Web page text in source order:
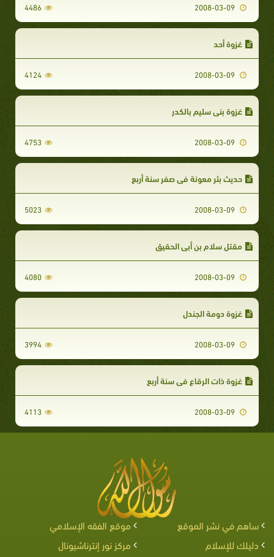
4486
غزوة أحد
4124
غزوة بني سليم بالكدر
4753
حديث بئر معونة في صفر سنة أربع
5023
مقتل سلام بن أبي الحقيق
4080
غزوة دومة الجندل
3994
غزوة ذات الرقاع في سنة أربع
4113
ساهم في نشر الموقع
موقع الفقه الإسلامي
دليلك للإسلام
مركز نور إنترناشيونال